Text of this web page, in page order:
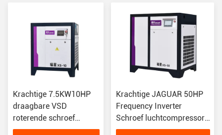
Krachtige 7.5KW10HP
draagbare VSD
roterende schroef
luchtcompressor voor
Krachtige JAGUAR 50HP
Frequency Inverter
Schroef luchtcompressor
met 6,3 m3/min